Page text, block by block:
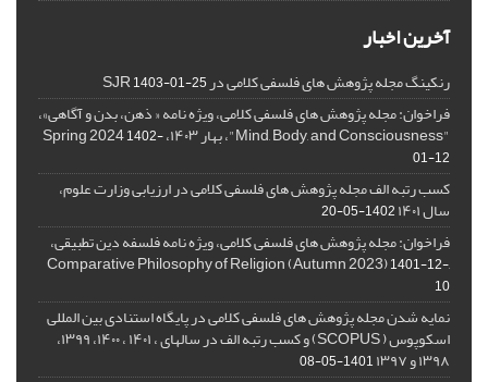
آخرین اخبار
رنکینگ مجله پژوهش های فلسفی کلامی در SJR1403-01-25
فراخوان: مجله پژوهش های فلسفی کلامی، ویژه نامه « ذهن، بدن و آگاهی»،
"Mind, Body, and Consciousness"، بهار ۱۴۰۳، Spring 2024
1402-
01-12
کسب رتبه الف مجله پژوهش های فلسفی کلامی در ارزیابی وزارت علوم،
سال ۱۴۰۱ 1402-05-20
فراخوان: مجله پژوهش های فلسفی کلامی، ویژه نامه فلسفه دین تطبیقی،
,Comparative Philosophy of Religion (Autumn 2023)
1401-12-
10
نمایه شدن مجله پژوهش های فلسفی کلامی در پایگاه استنادی بین المللی
اسکوپوس ( SCOPUS) و کسب رتبه الف در سالهای ، ۱۴۰۱ ، ۱۴۰۰، ۱۳۹۹،
۱۳۹۸ و ۱۳۹۷ 1401-05-08